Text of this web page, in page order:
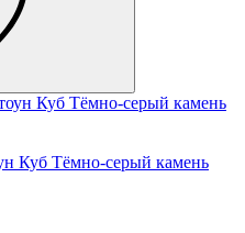
Куб Тёмно-серый камень